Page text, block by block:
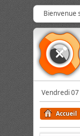
Bienvenue
Vendredi
Accueil